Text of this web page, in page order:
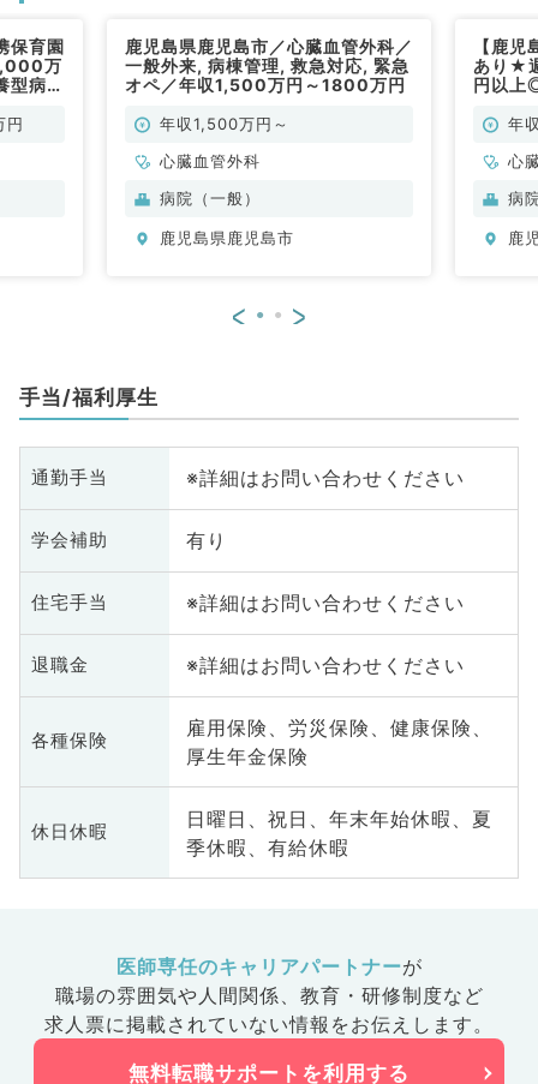
保育園
万
病院
）
円
鹿児島県鹿児島市／心臓血管外科／
一般外来, 病棟管理, 救急対応, 緊急
オペ／年収1,500万円～1800万円
年収1,500万円～
心臓血管外科
病院（一般）
鹿児島県鹿児島市
【鹿
あり★
円以上
仕事年
心
病
鹿
< >
手当/福利厚生
通勤手当 ※詳細はお問い合わせください
学会補助 有り
住宅手当 ※詳細はお問い合わせください
退職金 ※詳細はお問い合わせください
各種保険
雇用保険、労災保険、健康保険、
厚生年金保険
休日休暇
日曜日、祝日、年末年始休暇、夏
季休暇、有給休暇
医師専任のキャリアパートナーが
職場の雰囲気や人間関係、 教育・研修制度など
求人票に掲載されていない情報をお伝えします。
無料転職サポートを利用する